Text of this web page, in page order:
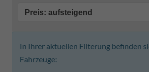
In Ihrer aktuellen Filterung befinden
Fahrzeuge: